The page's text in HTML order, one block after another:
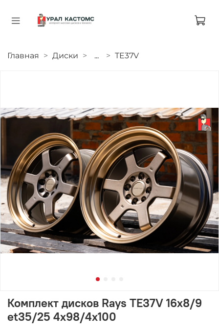
Главная Диски ... TE37V
Комплект дисков Rays TE37V 16x8/9
et35/25 4x98/4x100